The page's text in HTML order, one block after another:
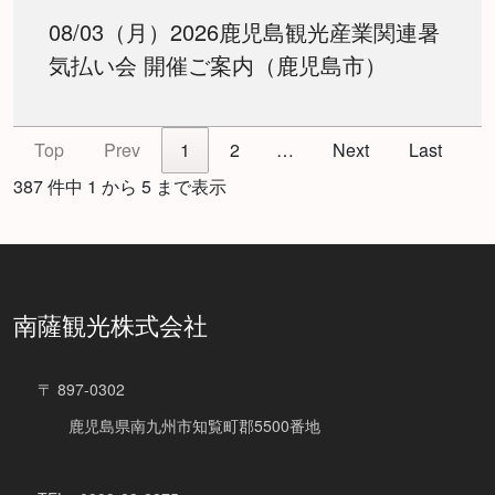
08/03（月）2026鹿児島観光産業関連暑
気払い会 開催ご案内（鹿児島市）
Top Prev 1 2 … Next
Last
387 件中 1 から 5 まで表示
南薩観光株式会社
〒 897-0302
鹿児島県南九州市知覧町郡5500番地